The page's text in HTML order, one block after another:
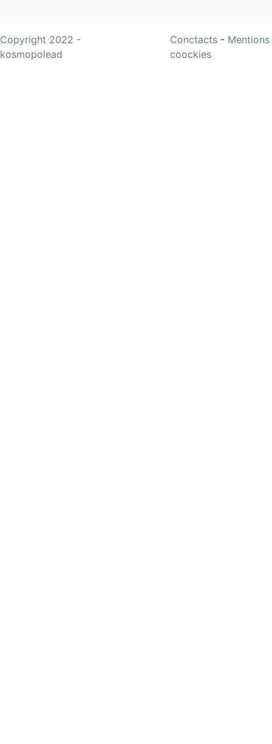
Copyright 2022 -
kosmopolead
Conctacts -
coockies